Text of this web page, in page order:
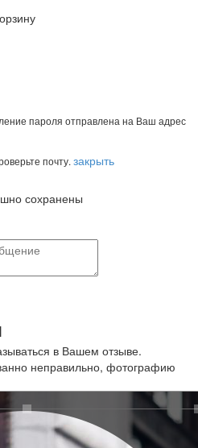
пароля отправлена на Ваш адрес
почту. закрыть
сохранены
в Вашем отзыве.
неправильно, фотографию